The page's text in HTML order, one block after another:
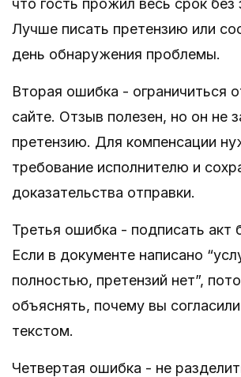
что гость прожил весь срок без
Лучше писать претензию или
день обнаружения проблемы.
Вторая ошибка - ограничиться
сайте. Отзыв полезен, но он не
претензию. Для компенсации
требование исполнителю и
доказательства отправки.
Третья ошибка - подписать акт
Если в документе написано
полностью, претензий нет”,
объяснять, почему вы
текстом.
Четвертая ошибка - не